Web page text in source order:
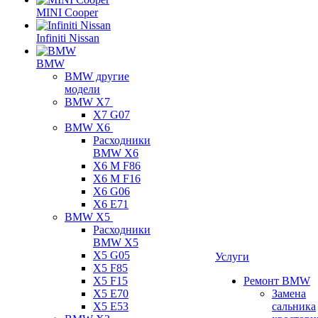
MINI Cooper
Infiniti Nissan
BMW
BMW другие
модели
BMW X7
X7 G07
BMW X6
Расходники
BMW X6
X6 M F86
X6 M F16
X6 G06
X6 E71
BMW X5
Расходники
BMW X5
X5 G05
X5 F85
X5 F15
X5 E70
X5 E53
Услуги
Ремонт BMW
Замена
сальника